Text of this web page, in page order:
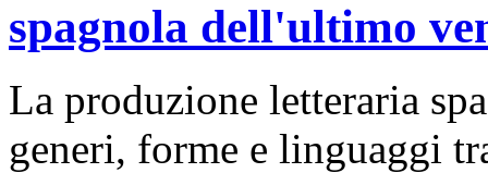
spagnola dell'ultimo
La produzione letteraria
generi, forme e linguaggi